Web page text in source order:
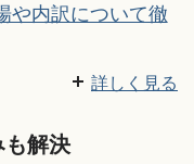
や内訳について徹
について
相場などのマナー
る例文とタイミン
方・渡し方やマナ
者は誰を呼ぶ？費
お布施の相場など
使い方・選び方
丈夫！親族、参列
の失敗事例や喪主
方・渡し方やマナ
々な種類、様々な
の金額相場とお布
スケジュールにつ
流れと主な注意点
】訃報のお知らせ
てはいけないもの
呼ぶ？呼ぶ基準や
額相場ってどのく
は何色？男女の違
や内訳について徹
詳しく見る
も解決